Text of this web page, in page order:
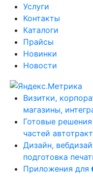
Услуги
Контакты
Каталоги
Прайсы
Новинки
Новости
Визитки,
магазины,
Готовые
частей
Дизайн,
подготовка
Приложения для